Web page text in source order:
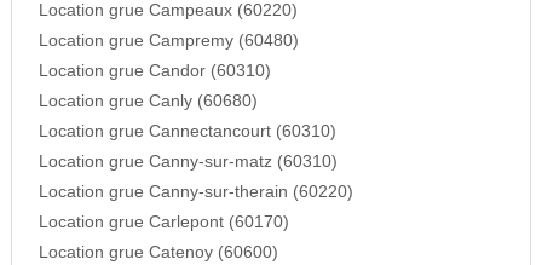
Location grue Campeaux (60220)
Location grue Campremy (60480)
Location grue Candor (60310)
Location grue Canly (60680)
Location grue Cannectancourt (60310)
Location grue Canny-sur-matz (60310)
Location grue Canny-sur-therain (60220)
Location grue Carlepont (60170)
Location grue Catenoy (60600)